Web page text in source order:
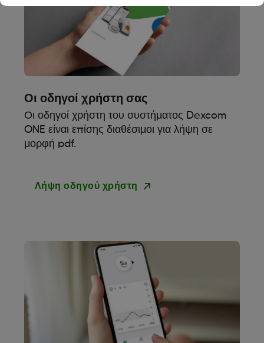
Οι οδηγοί χρήστη σας
Οι οδηγοί χρήστη του συστήματος Dexcom
ONE είναι επίσης διαθέσιμοι για λήψη σε
μορφή pdf.
Λήψη οδηγού χρήστη